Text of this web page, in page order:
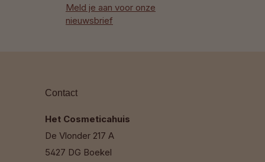
Meld je aan voor onze
nieuwsbrief
Contact
Het Cosmeticahuis
De Vlonder 217 A
5427 DG Boekel